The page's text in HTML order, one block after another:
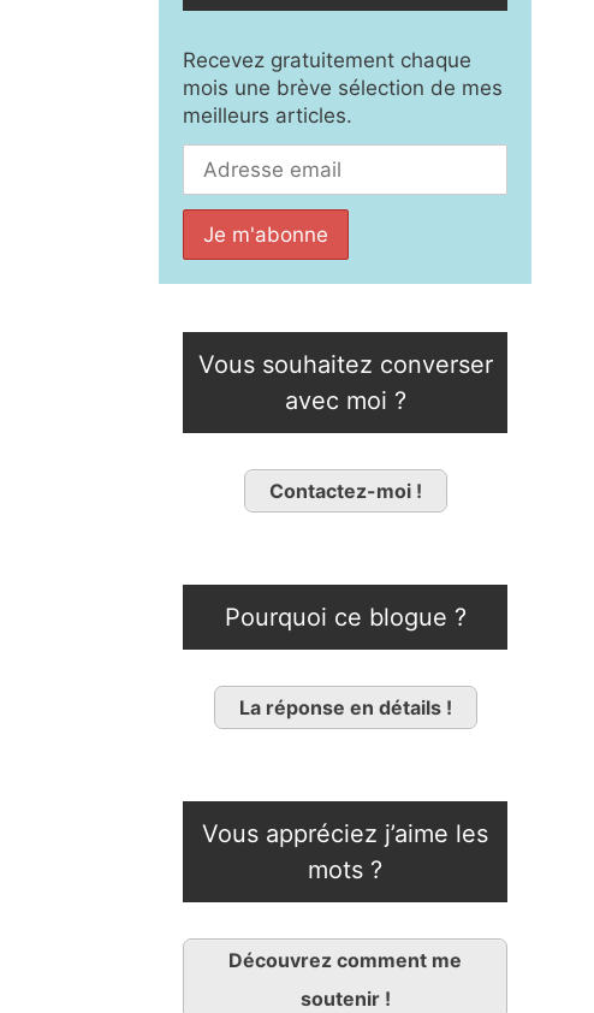
Recevez gratuitement chaque
mois une brève sélection de mes
meilleurs articles.
Vous souhaitez converser
avec moi ?
Contactez-moi !
Pourquoi ce blogue ?
La réponse en détails !
Vous appréciez j’aime les
mots ?
Découvrez comment me
soutenir !